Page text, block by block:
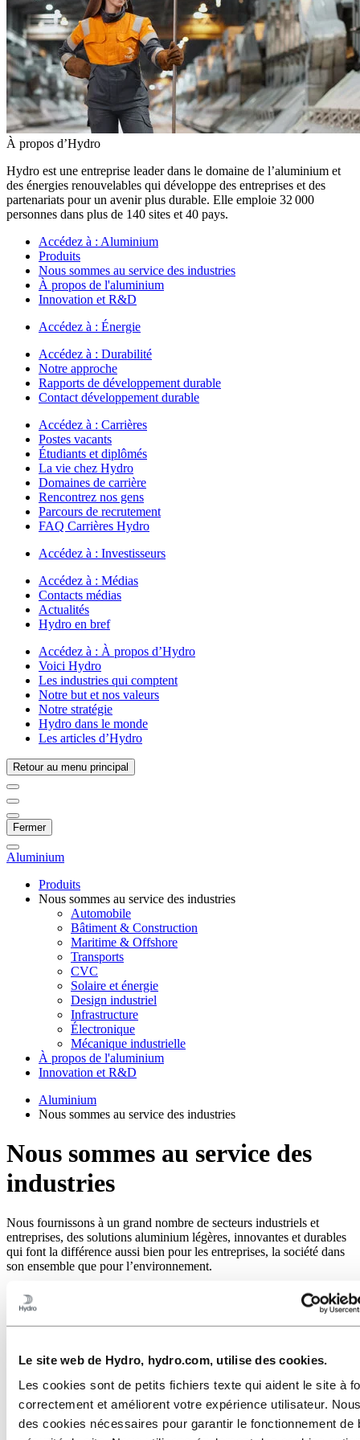
Le site web de Hydro, hydro.com, utilise des cookies.
Les cookies sont de petits fichiers texte qui aident le site à
correctement et améliorent votre expérience utilisateur.
des cookies nécessaires pour garantir le fonctionnement de
À propos d’Hydro
Hydro est une entreprise leader dans le domaine de l’aluminium et
des énergies renouvelables qui développe des entreprises et des
partenariats pour un avenir plus durable. Elle emploie 32 000
personnes dans plus de 140 sites et 40 pays.
Accédez à : Aluminium
Produits
Nous sommes au service des industries
À propos de l'aluminium
Innovation et R&D
Accédez à : Énergie
Accédez à : Durabilité
Notre approche
Rapports de développement durable
Contact développement durable
Accédez à : Carrières
Postes vacants
Étudiants et diplômés
La vie chez Hydro
Domaines de carrière
Rencontrez nos gens
Parcours de recrutement
FAQ Carrières Hydro
Accédez à : Investisseurs
Accédez à : Médias
Contacts médias
Actualités
Hydro en bref
Accédez à : À propos d’Hydro
Voici Hydro
Les industries qui comptent
Notre but et nos valeurs
Notre stratégie
Hydro dans le monde
Les articles d’Hydro
Retour au menu principal
Fermer
Aluminium
Produits
Nous sommes au service des industries
Automobile
Bâtiment & Construction
Maritime & Offshore
Transports
CVC
Solaire et énergie
Design industriel
Infrastructure
Électronique
Mécanique industrielle
À propos de l'aluminium
Innovation et R&D
Aluminium
Nous sommes au service des industries
Nous sommes au service des
industries
Nous fournissons à un grand nombre de secteurs industriels et
entreprises, des solutions aluminium légères, innovantes et durables
qui font la différence aussi bien pour les entreprises, la société dans
son ensemble que pour l’environnement.